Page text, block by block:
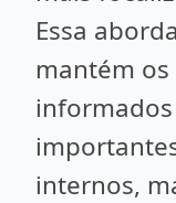
Essa
mantém
internos,